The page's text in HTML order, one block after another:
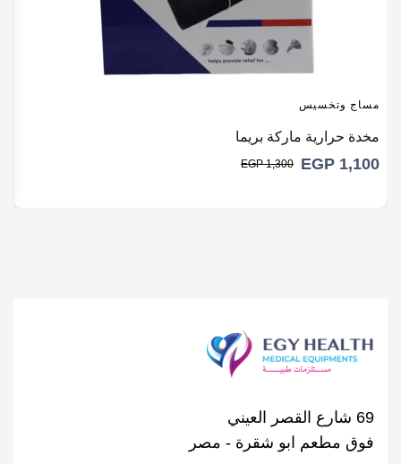
مساج وتخسيس
مخدة حرارية ماركة بريما
EGP 1,100
EGP1,300
69 شارع القصر العيني
فوق مطعم ابو شقرة - مصر